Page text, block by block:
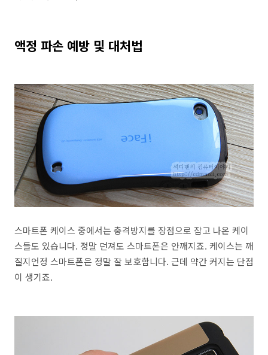
액정 파손 예방 및 대처법
스마트폰 케이스 중에서는 충격방지를 장점으로 잡고 나온 케이
스들도 있습니다. 정말 던져도 스마트폰은 안깨지죠. 케이스는 깨
질지언정 스마트폰은 정말 잘 보호합니다. 근데 약간 커지는 단점
이 생기죠.